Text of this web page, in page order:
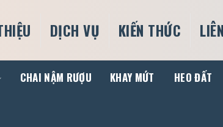
DỊCH VỤ KIẾN THỨC
CHAI NẬM RƯỢU KHAY MỨT HEO ĐẤT